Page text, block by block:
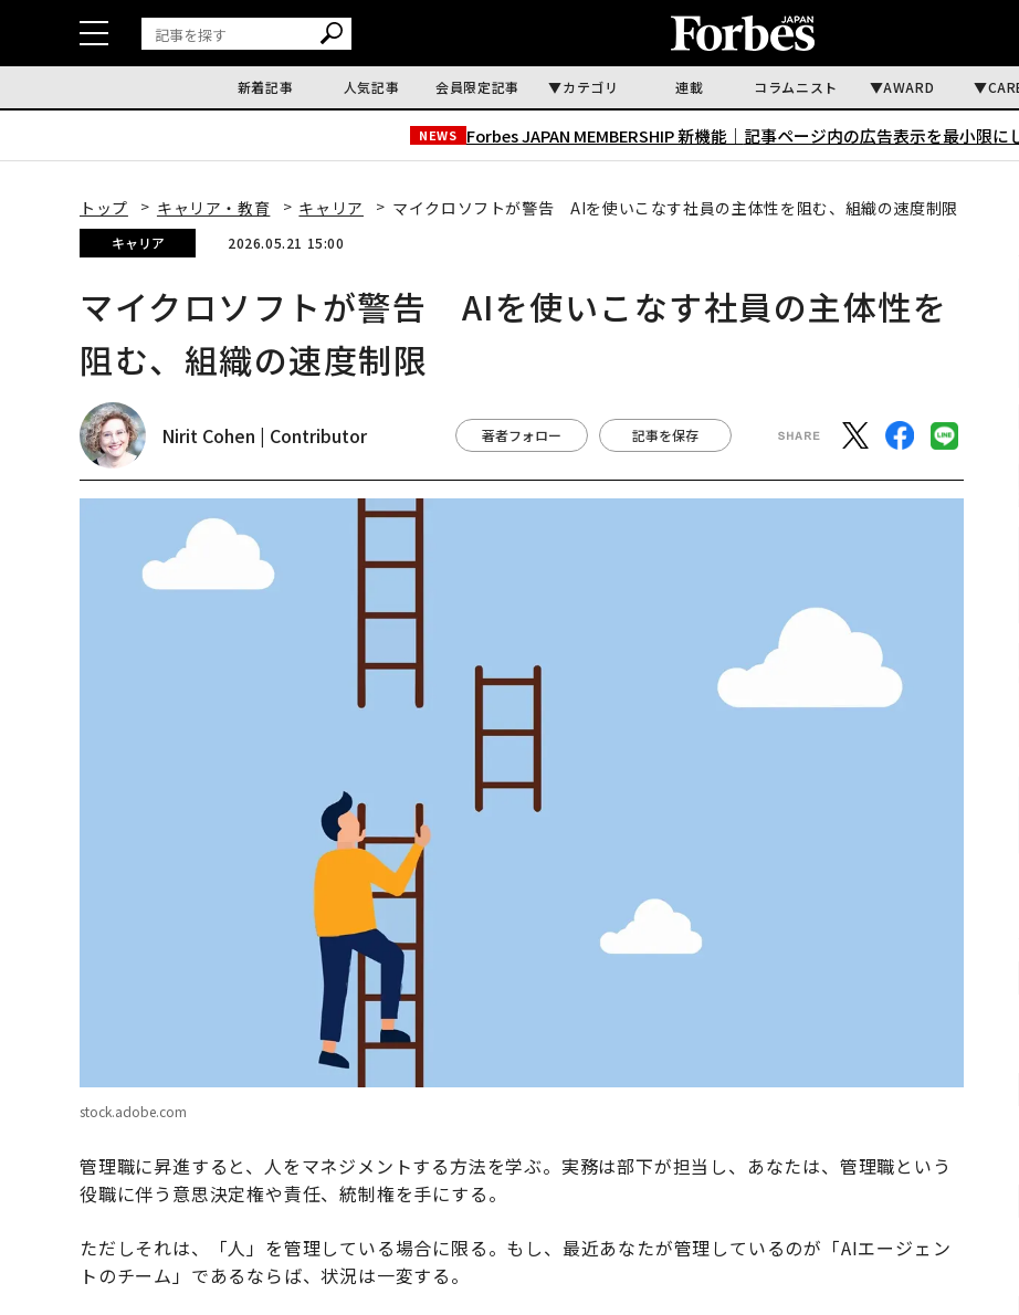
新着記事 人気記事 会員限定記事 カテゴリ 連載 コラムニスト AWARD
NEWS Forbes JAPAN MEMBERSHIP 新機能｜ 記事ページ内の広告表示を最小限に
トップ キャリア・教育 キャリア マイクロソフトが警告 AIを使いこなす社員の主体性を阻む、組織の速度制限
キャリア 2026.05.21 15:00
マイクロソフトが警告 AIを使いこなす社員の主体性を
阻む、組織の速度制限
Nirit Cohen | Contributor 著者フォロー 記事を保存
stock.adobe.com
管理職に昇進すると、人をマネジメントする方法を学ぶ。実務は部下が担当し、あなたは、管理職という
役職に伴う意思決定権や責任、統制権を手にする。
ただしそれは、「人」を管理している場合に限る。もし、最近あなたが管理しているのが「AIエージェン
トのチーム」であるならば、状況は一変する。